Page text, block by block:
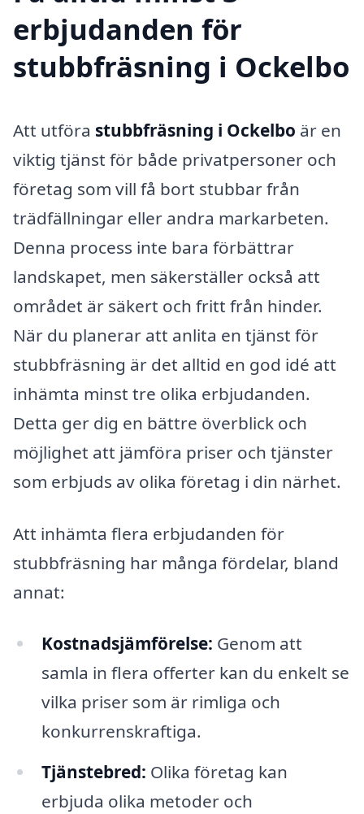
erbjudanden för
stubbfräsning i Ockelbo
Att utföra stubbfräsning i Ockelbo är en
viktig tjänst för både privatpersoner och
företag som vill få bort stubbar från
trädfällningar eller andra markarbeten.
Denna process inte bara förbättrar
landskapet, men säkerställer också att
området är säkert och fritt från hinder.
När du planerar att anlita en tjänst för
stubbfräsning är det alltid en god idé att
inhämta minst tre olika erbjudanden.
Detta ger dig en bättre överblick och
möjlighet att jämföra priser och tjänster
som erbjuds av olika företag i din närhet.
Att inhämta flera erbjudanden för
stubbfräsning har många fördelar, bland
annat:
Kostnadsjämförelse: Genom att
samla in flera offerter kan du enkelt se
vilka priser som är rimliga och
konkurrenskraftiga.
Tjänstebred: Olika företag kan
erbjuda olika metoder och